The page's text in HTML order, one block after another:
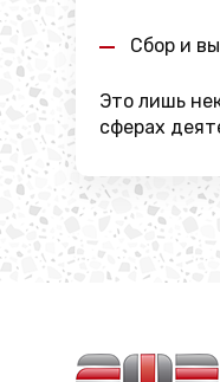
Сбор и
Это лишь
сферах